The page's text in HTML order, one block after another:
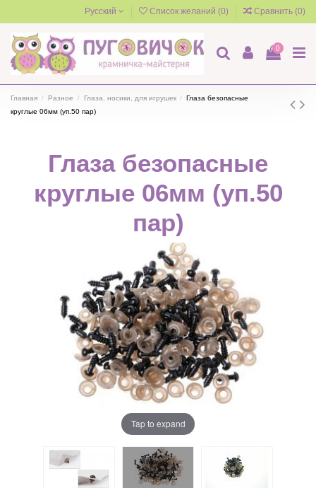
Русский Список желаний (0) Сравнить (0)
0
Главная Разное Глаза, носики, для игрушек
Глаза безопасные
круглые 06мм (уп.50 пар)
Глаза безопасные
круглые 06мм (уп.50
пар)
Tap to expand